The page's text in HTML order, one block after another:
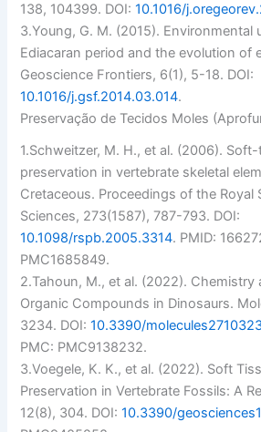
138, 104399. DOI:10.1016/
3.Young, G. M. (2015). Environmental
Ediacaran period and the evolution of
Geoscience Frontiers, 6(1), 5-18. DOI:
10.1016/j.gsf.2014.03.014.
Preservação de Tecidos Moles
1.Schweitzer, M. H., et al. (2006).
preservation in vertebrate skeletal
Cretaceous. Proceedings of the Royal
Sciences, 273(1587), 787-793. DOI:
10.1098/rspb.2005.3314. PMID:
PMC1685849.
2.Tahoun, M., et al. (2022). Chemistry
Organic Compounds in Dinosaurs.
3234. DOI:10.3390/
PMC: PMC9138232.
3.Voegele, K. K., et al. (2022). Soft
Preservation in Vertebrate Fossils: A
12(8), 304. DOI:10.3390/